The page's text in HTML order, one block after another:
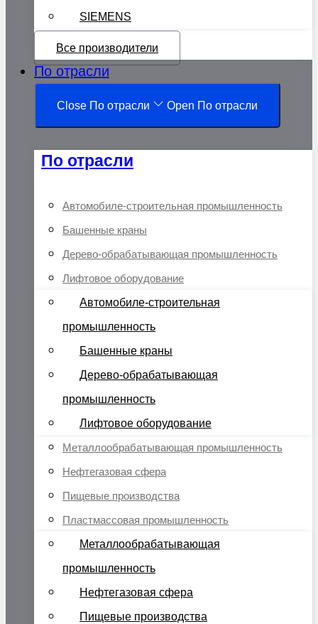
SIEMENS
Все производители
По отрасли
Close По отрасли Open По отрасли
По отрасли
Автомобиле-строительная промышленность
Башенные краны
Дерево-обрабатывающая промышленность
Лифтовое оборудование
Автомобиле-строительная
промышленность
Башенные краны
Дерево-обрабатывающая
промышленность
Лифтовое оборудование
Металлообрабатывающая промышленность
Нефтегазовая сфера
Пищевые производства
Пластмассовая промышленность
Металлообрабатывающая
промышленность
Нефтегазовая сфера
Пищевые производства